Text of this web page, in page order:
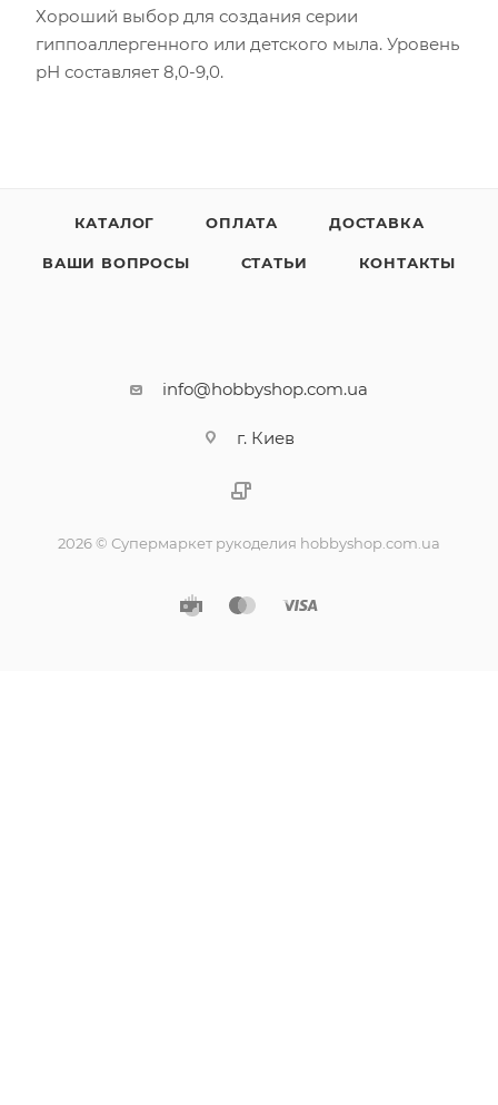
Хороший выбор для создания серии
гиппоаллергенного или детского мыла. Уровень
рН составляет 8,0-9,0.
КАТАЛОГ ОПЛАТА ДОСТАВКА
ВАШИ ВОПРОСЫ СТАТЬИ КОНТАКТЫ
info@hobbyshop.com.ua
г. Киев
2026 © Супермаркет рукоделия hobbyshop.com.ua